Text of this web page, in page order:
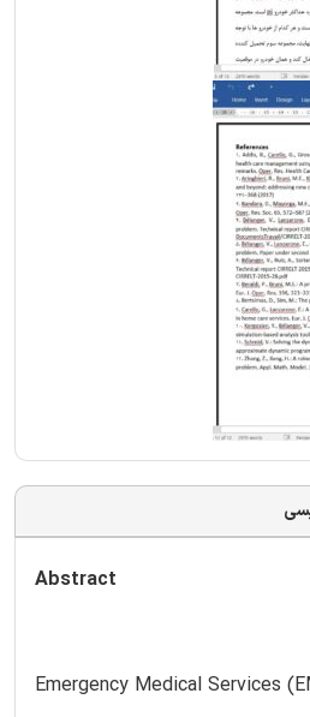
Abstract
Emergency Medical Services